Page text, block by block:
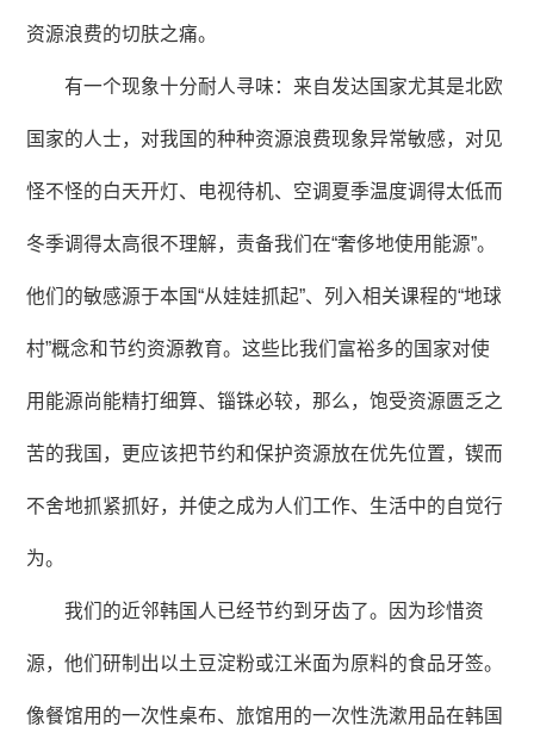
资源浪费的切肤之痛。
有一个现象十分耐人寻味：来自发达国家尤其是北欧
国家的人士，对我国的种种资源浪费现象异常敏感，对见
怪不怪的白天开灯、电视待机、空调夏季温度调得太低而
冬季调得太高很不理解，责备我们在“奢侈地使用能源”。
他们的敏感源于本国“从娃娃抓起”、列入相关课程的“地球
村”概念和节约资源教育。这些比我们富裕多的国家对使
用能源尚能精打细算、锱铢必较，那么，饱受资源匮乏之
苦的我国，更应该把节约和保护资源放在优先位置，锲而
不舍地抓紧抓好，并使之成为人们工作、生活中的自觉行
为。
我们的近邻韩国人已经节约到牙齿了。因为珍惜资
源，他们研制出以土豆淀粉或江米面为原料的食品牙签。
像餐馆用的一次性桌布、旅馆用的一次性洗漱用品在韩国